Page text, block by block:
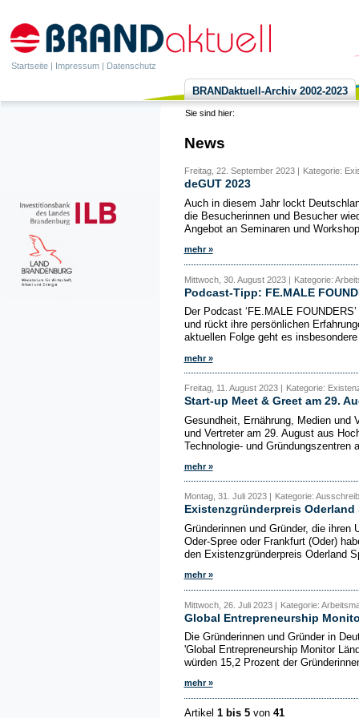
Startseite | Impressum | Datenschutz
BRANDaktuell-Archiv 2002-2023
Sie sind hier:
News
Freitag, 22. September 2023 | Kategorie:
deGUT 2023
Auch in diesem Jahr lockt
die Besucherinnen und Besucher
Angebot an Seminaren und
mehr »
Mittwoch, 30. August 2023 | Kategorie:
Podcast-Tipp: FE.MALE
Der Podcast ‘FE.MALE
und rückt ihre persönlichen
aktuellen Folge geht es
mehr »
Freitag, 11. August 2023 | Kategorie:
Start-up Meet & Greet am 29.
Gesundheit, Ernährung, Medien und
und Vertreter am 29. August aus
Technologie- und Gründungszentren
mehr »
Montag, 31. Juli 2023 | Kategorie:
Existenzgründerpreis Oderland
Gründerinnen und Gründer, die
Oder-Spree oder Frankfurt (Oder)
den Existenzgründerpreis Oderland
mehr »
Mittwoch, 26. Juli 2023 | Kategorie:
Global Entrepreneurship
Die Gründerinnen und Gründer in
'Global Entrepreneurship Monitor
würden 15,2 Prozent der
mehr »
Artikel 1 bis 5von 41